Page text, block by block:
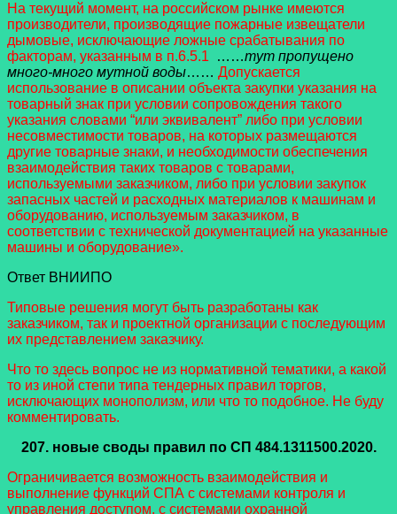
На текущий момент, на российском рынке имеются
производители, производящие пожарные извещатели
дымовые, исключающие ложные срабатывания по
факторам, указанным в п.6.5.1 ……тут пропущено
много-много мутной воды…… Допускается
использование в описании объекта закупки указания на
товарный знак при условии сопровождения такого
указания словами “или эквивалент” либо при условии
несовместимости товаров, на которых размещаются
другие товарные знаки, и необходимости обеспечения
взаимодействия таких товаров с товарами,
используемыми заказчиком, либо при условии закупок
запасных частей и расходных материалов к машинам и
оборудованию, используемым заказчиком, в
соответствии с технической документацией на указанные
машины и оборудование».
Ответ ВНИИПО
Типовые решения могут быть разработаны как
заказчиком, так и проектной организации с последующим
их представлением заказчику.
Что то здесь вопрос не из нормативной тематики, а какой
то из иной степи типа тендерных правил торгов,
исключающих монополизм, или что то подобное. Не буду
комментировать.
207. новые своды правил по СП 484.1311500.2020.
Ограничивается возможность взаимодействия и
выполнение функций СПА с системами контроля и
управления доступом, с системами охранной